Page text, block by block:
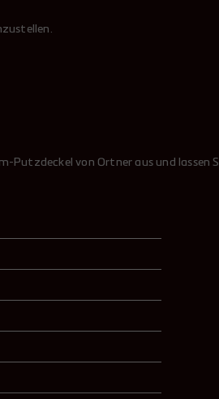
Putzdeckel von Ortner aus und lassen